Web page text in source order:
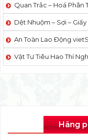
Quan Trắc – Hoá Phân
Dệt Nhuộm – Sợi – Giấy
An Toàn Lao Động
Vật Tư Tiêu Hao Thí
Hãng